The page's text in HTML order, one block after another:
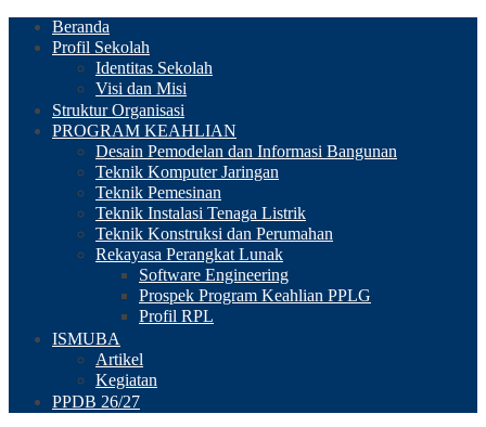
Beranda
Profil Sekolah
Identitas Sekolah
Visi dan Misi
Struktur Organisasi
PROGRAM KEAHLIAN
Desain Pemodelan dan Informasi Bangunan
Teknik Komputer Jaringan
Teknik Pemesinan
Teknik Instalasi Tenaga Listrik
Teknik Konstruksi dan Perumahan
Rekayasa Perangkat Lunak
Software Engineering
Prospek Program Keahlian PPLG
Profil RPL
ISMUBA
Artikel
Kegiatan
PPDB 26/27